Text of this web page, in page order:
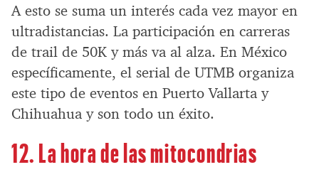
A esto se suma un interés cada vez mayor en
ultradistancias. La participación en carreras
de trail de 50K y más va al alza. En México
específicamente, el serial de UTMB organiza
este tipo de eventos en Puerto Vallarta y
Chihuahua y son todo un éxito.
12. La hora de las mitocondrias